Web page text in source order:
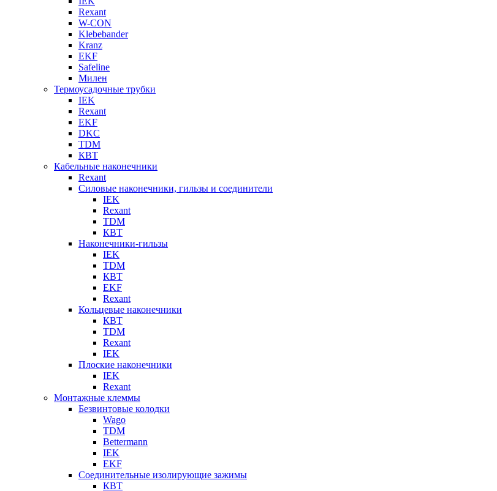
Rexant
W-CON
Klebebander
Kranz
EKF
Safeline
Милен
Термоусадочные трубки
IEK
Rexant
EKF
DKC
TDM
КВТ
Кабельные наконечники
Rexant
Силовые наконечники, гильзы и соединители
IEK
Rexant
TDM
КВТ
Наконечники-гильзы
IEK
TDM
КВТ
EKF
Rexant
Кольцевые наконечники
КВТ
TDM
Rexant
IEK
Плоские наконечники
IEK
Rexant
Монтажные клеммы
Безвинтовые колодки
Wago
TDM
Bettermann
IEK
EKF
Соединительные изолирующие зажимы
КВТ